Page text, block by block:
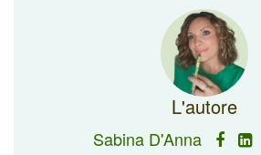
L'autore
Sabina D'Anna